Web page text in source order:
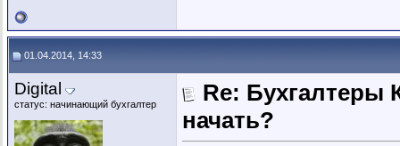
01.04.2014, 14:33
Digital
статус: начинающий бухгалтер
Re: Бухгалтеры
начать?